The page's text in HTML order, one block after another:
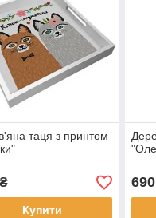
таця з принтом
Купити
690